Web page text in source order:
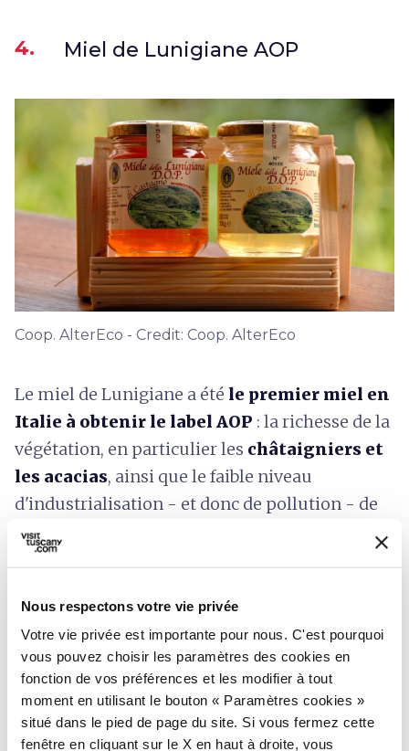
Nous respectons votre vie privée
Votre vie privée est importante pour nous. C'est pourquoi
vous pouvez choisir les paramètres des cookies en
fonction de vos préférences et les modifier à tout
moment en utilisant le bouton « Paramètres cookies »
situé dans le pied de page du site. Si vous fermez cette
fenêtre en cliquant sur le X en haut à droite, vous
4. Miel de Lunigiane AOP
Coop. AlterEco - Credit: Coop. AlterEco
Le miel de Lunigiane a été le premier miel en
Italie à obtenir le label AOP : la richesse de la
végétation, en particulier les châtaigniers et
les acacias, ainsi que le faible niveau
d'industrialisation - et donc de pollution - de
la zone, garantissent une
authentique
5.
Huile Toscan I.G.P. « Colline della
Lunigiana »